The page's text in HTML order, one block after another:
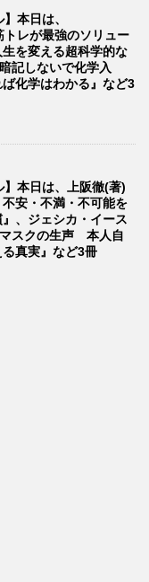
本日は、
レが最強のソリュー
を変える超科学的な
記しないで化学入
化学はわかる』など3
】本日は、上阪徹(著)
安・不満・不可能を
、ジェシカ・イース
マスクの生声 本人自
真実』など3冊